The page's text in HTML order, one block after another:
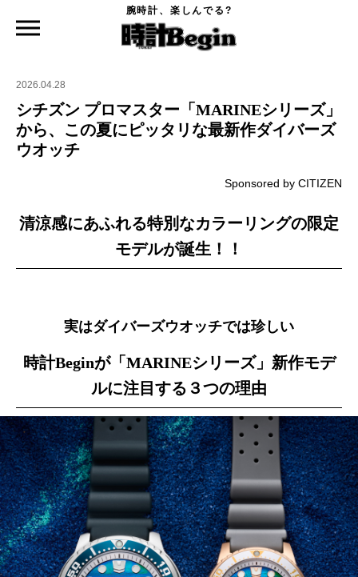
腕時計、楽しんでる?
シチズン プロマスター「MARINEシリーズ」から、この夏にピッタリな最新作ダイバ
2026.04.28
シチズン プロマスター「MARINEシリーズ」
から、この夏にピッタリな最新作ダイバーズ
ウオッチ
Sponsored by CITIZEN
清涼感にあふれる特別なカラーリングの限定
モデルが誕生！！
実はダイバーズウオッチでは珍しい
時計Beginが「MARINEシリーズ」新作モデ
ルに注目する３つの理由